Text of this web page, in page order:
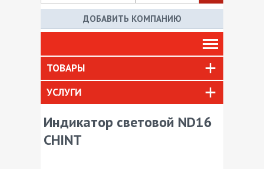
ДОБАВИТЬ КОМПАНИЮ
ТОВАРЫ
УСЛУГИ
Индикатор световой ND16
CHINT